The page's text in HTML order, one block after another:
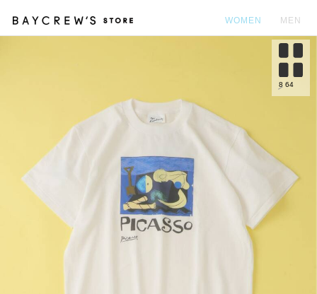
WOMEN MEN
8 64